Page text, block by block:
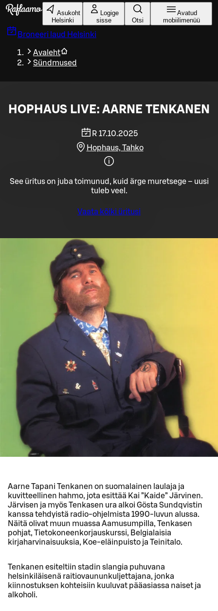
Liigu peamise sisu juurde
Asukoht
Helsinki
Logige
sisse
Otsi
Avatud
mobiilimenüü
Broneeri laud Helsinki
Avaleht
Sündmused
HOPHAUS LIVE: AARNE TENKANEN
R 17.10.2025
Hophaus, Tahko
See üritus on juba toimunud, kuid ärge muretsege – uusi
tuleb veel.
Vaata kõiki üritusi
Aarne Tapani Tenkanen on suomalainen laulaja ja
kuvitteellinen hahmo, jota esittää Kai ”Kaide” Järvinen.
Järvisen ja myös Tenkasen ura alkoi Gösta Sundqvistin
kanssa tehdyistä radio-ohjelmista 1990-luvun alussa.
Näitä olivat muun muassa Aamusumpilla, Tenkasen
pohjat, Tietokoneenkorjauskurssi, Belgialaisia
kirjaharvinaisuuksia, Koe-eläinpuisto ja Teinitalo.
Tenkanen esiteltiin stadin slangia puhuvana
helsinkiläisenä raitiovaununkuljettajana, jonka
kiinnostuksen kohteisiin kuuluvat pääasiassa naiset ja
alkoholi.